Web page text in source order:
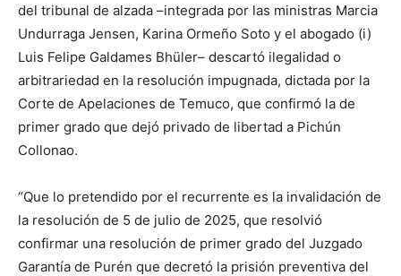
del tribunal de alzada –integrada por las ministras Marcia
Undurraga Jensen, Karina Ormeño Soto y el abogado (i)
Luis Felipe Galdames Bhüler– descartó ilegalidad o
arbitrariedad en la resolución impugnada, dictada por la
Corte de Apelaciones de Temuco, que confirmó la de
primer grado que dejó privado de libertad a Pichún
Collonao.
“Que lo pretendido por el recurrente es la invalidación de
la resolución de 5 de julio de 2025, que resolvió
confirmar una resolución de primer grado del Juzgado
Garantía de Purén que decretó la prisión preventiva del